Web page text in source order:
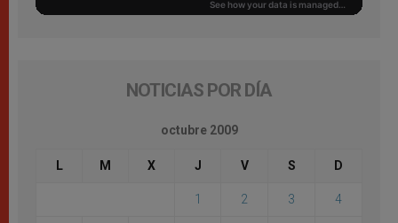
NOTICIAS POR DÍA
octubre 2009
L M X J V S D
1 2 3 4